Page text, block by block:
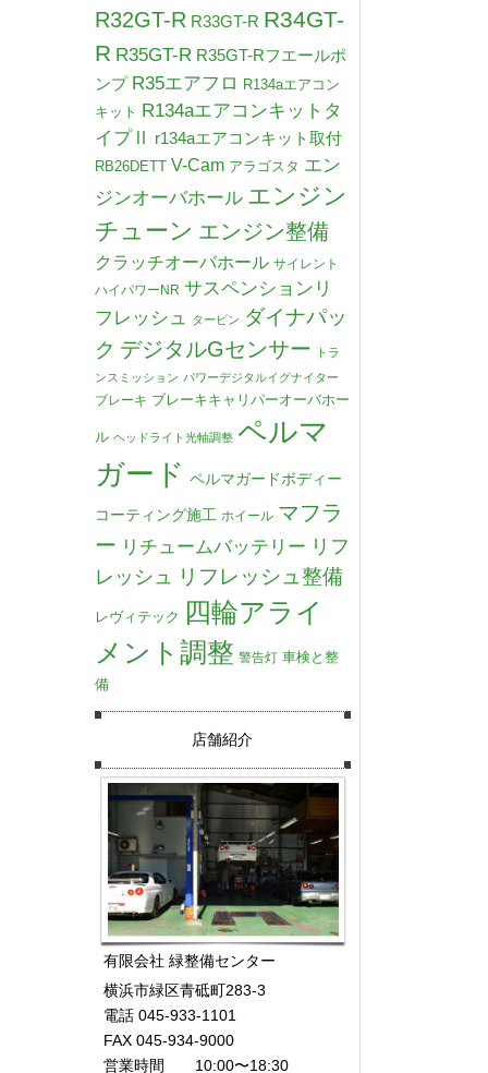
R32GT-R R33GT-R R34GT-
R R35GT-R R35GT-Rフエールポ
ンプ R35エアフロ R134aエアコン
キット R134aエアコンキットタ
イプⅡ
r134aエアコンキット取付
RB26DETT V-Cam アラゴスタ エン
ジンオーバホール エンジン
チューン エンジン整備
クラッチオーバホール サイレント
ハイパワーNR サスペンションリ
フレッシュ
タービン ダイナパッ
ク デジタルGセンサー
トラ
ンスミッション パワーデジタルイグナイター
ブレーキ ブレーキキャリパーオーバホー
ル ヘッドライト光軸調整 ペルマ
ガード ペルマガードボディー
コーティング施工 ホイール マフラ
ー リチュームバッテリー リフ
レッシュ
リフレッシュ整備
レヴィテック 四輪アライ
メント調整 警告灯 車検と整
備
店舗紹介
有限会社 緑整備センター
横浜市緑区青砥町283-3
電話 045-933-1101
FAX 045-934-9000
営業時間 10:00〜18:30